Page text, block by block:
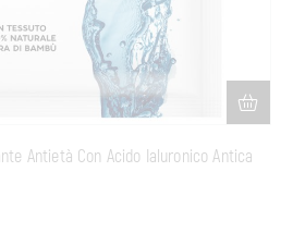
Antietà Con Acido Ialuronico Antica